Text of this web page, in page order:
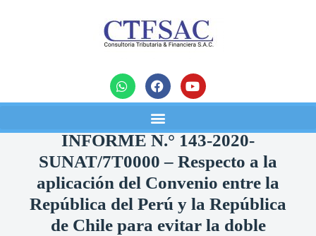
noticias
INFORME N.° 143-2020-
SUNAT/7T0000 – Respecto a la
aplicación del Convenio entre la
República del Perú y la República
de Chile para evitar la doble